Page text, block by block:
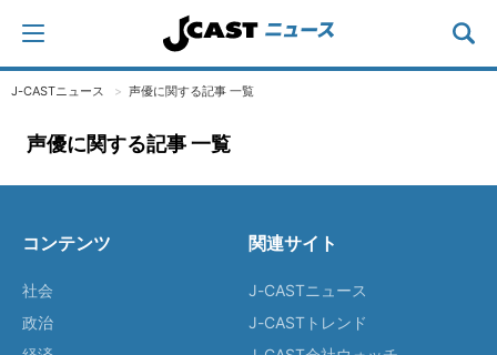
J-CASTニュース 声優に関する記事 一覧
声優に関する記事 一覧
コンテンツ
社会
政治
関連サイト
J-CASTニュース
J-CASTトレンド